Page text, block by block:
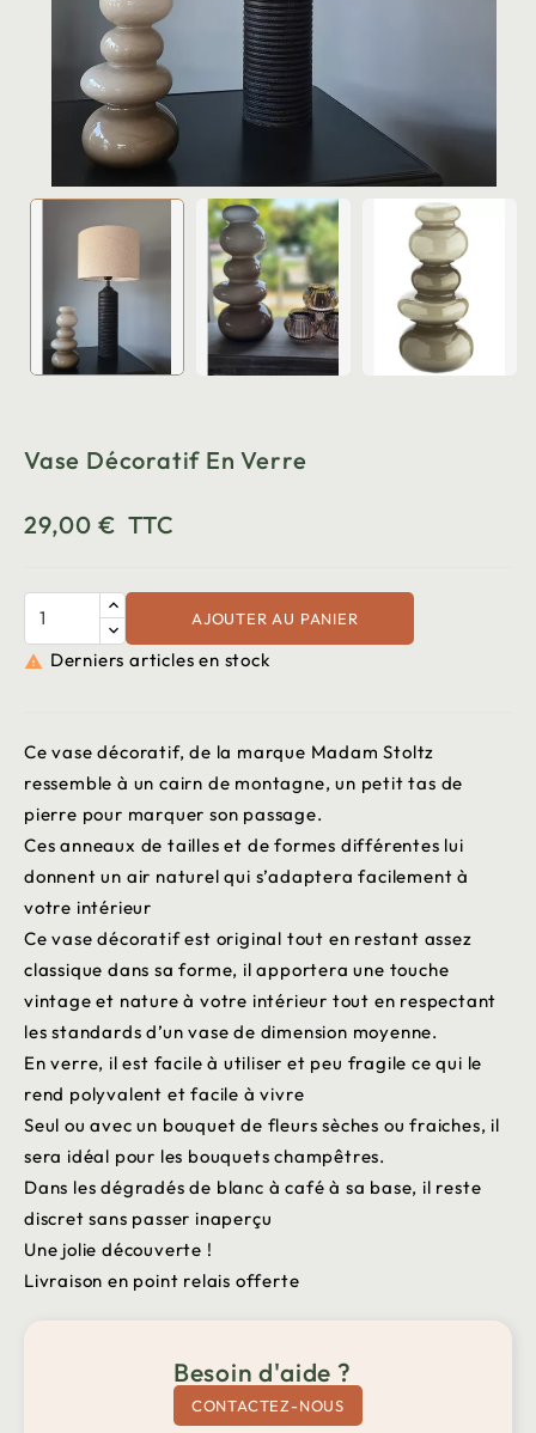
Vase Décoratif En Verre
29,00 € TTC
AJOUTER AU PANIER
 Derniers articles en stock
Ce vase décoratif, de la marque Madam Stoltz
ressemble à un cairn de montagne, un petit tas de
pierre pour marquer son passage.
Ces anneaux de tailles et de formes différentes lui
donnent un air naturel qui s’adaptera facilement à
votre intérieur
Ce vase décoratif est original tout en restant assez
classique dans sa forme, il apportera une touche
vintage et nature à votre intérieur tout en respectant
les standards d’un vase de dimension moyenne.
En verre, il est facile à utiliser et peu fragile ce qui le
rend polyvalent et facile à vivre
Seul ou avec un bouquet de fleurs sèches ou fraiches, il
sera idéal pour les bouquets champêtres.
Dans les dégradés de blanc à café à sa base, il reste
discret sans passer inaperçu
Une jolie découverte !
Livraison en point relais offerte
Besoin d'aide ?
CONTACTEZ-NOUS